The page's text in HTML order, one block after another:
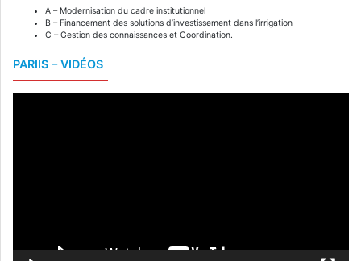
A – Modernisation du cadre institutionnel
B – Financement des solutions d’investissement dans l’irrigation
C – Gestion des connaissances et Coordination.
PARIIS – VIDÉOS